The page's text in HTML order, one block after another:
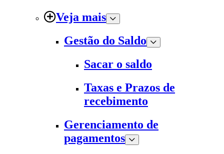
Veja mais
Gestão do Saldo
Sacar o saldo
Taxas e Prazos de
recebimento
Gerenciamento de
pagamentos